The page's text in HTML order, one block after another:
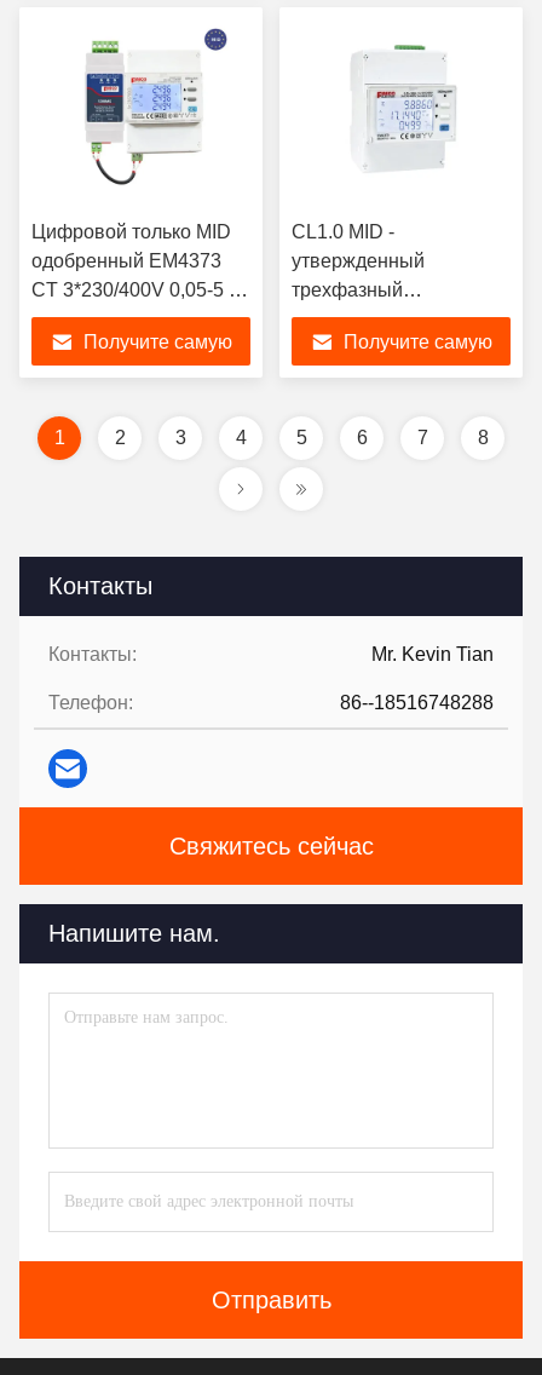
Контакты
Контакты: Mr. Kevin Tian
Телефон: 86--18516748288
Свяжитесь сейчас
Напишите нам.
Отправить
Цифровой только MID
одобренный EM4373
CT 3*230/400V 0,05-5 6
A Трёхфазный силовой
анализатор
Получите самую
CL1.0 MID -
утвержденный
трехфазный
анализатор мощности
для анализа и
испытаний
счетчиков
Получите самую
1 2 3 4 5 6 7 8